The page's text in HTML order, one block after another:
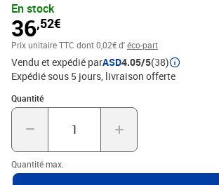
En stock
36,52€
Prix unitaire TTC dont 0,02€ d'éco-part
Vendu et expédié parASD4.05/5(38)
Expédié sous 5 jours livraison offerte
Quantité
Quantité : 1
Quantité max.